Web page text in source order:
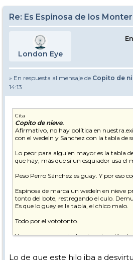
Re: Es Espinosa de los
London Eye
» En respuesta al mensaje de Copito de
14:13
Cita
Copito de nieve.
Afirmativo, no hay política en
con el wedeln y Sanchez con la tabla de
Lo peor para alguien mayor es la tabla
que hay, más que si un esquiador usa el
Peso Perro Sánchez es guay. Y por eso
Espinosa de marca un wedeln en nieve
tonto del bote, restregando el culo.
Es que lo guey es la tabla, el chico malo.
Todo por el vototonto.
Yo no me sorprendo de esta actuación,
Lo de que este hilo iba a